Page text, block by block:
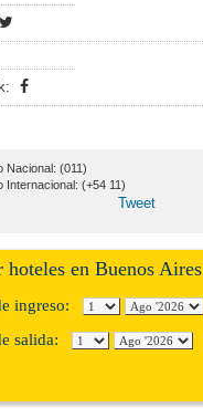
Nacional: (011)
Internacional: (+54 11)
Tweet
hoteles en Buenos Aires
ingreso:
salida: